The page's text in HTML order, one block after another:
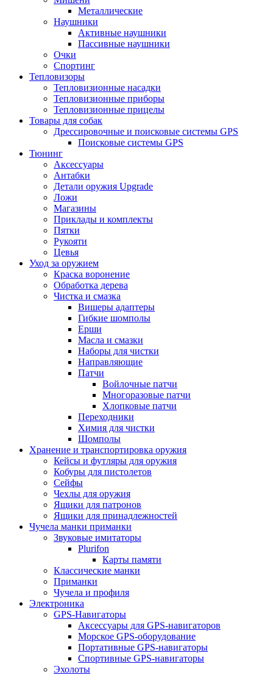
Металлические
Наушники
Активные наушники
Пассивные наушники
Очки
Спортинг
Тепловизоры
Тепловизионные насадки
Тепловизионные приборы
Тепловизионные прицелы
Товары для собак
Дрессировочные и поисковые системы GPS
Поисковые системы GPS
Тюнинг
Аксессуары
Антабки
Детали оружия Upgrade
Ложи
Магазины
Приклады и комплекты
Пятки
Рукояти
Цевья
Уход за оружием
Краска воронение
Обработка дерева
Чистка и смазка
Вишеры адаптеры
Гибкие шомполы
Ерши
Масла и смазки
Наборы для чистки
Направляющие
Патчи
Войлочные патчи
Многоразовые патчи
Хлопковые патчи
Переходники
Химия для чистки
Шомполы
Хранение и транспортировка оружия
Кейсы и футляры для оружия
Кобуры для пистолетов
Сейфы
Чехлы для оружия
Ящики для патронов
Ящики для принадлежностей
Чучела манки приманки
Звуковые имитаторы
Plurifon
Карты памяти
Классические манки
Приманки
Чучела и профиля
Электроника
GPS-Навигаторы
Аксессуары для GPS-навигаторов
Морское GPS-оборудование
Портативные GPS-навигаторы
Спортивные GPS-навигаторы
Эхолоты